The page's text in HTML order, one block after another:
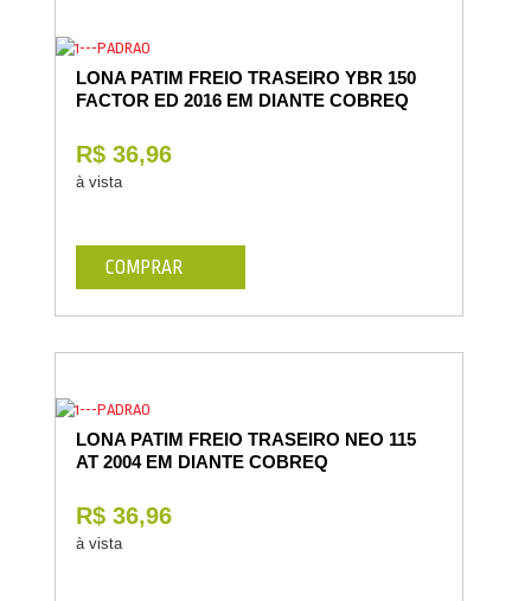
LONA PATIM FREIO TRASEIRO YBR 150
FACTOR ED 2016 EM DIANTE COBREQ
R$ 36,96
à vista
COMPRAR
LONA PATIM FREIO TRASEIRO NEO 115
AT 2004 EM DIANTE COBREQ
R$ 36,96
à vista